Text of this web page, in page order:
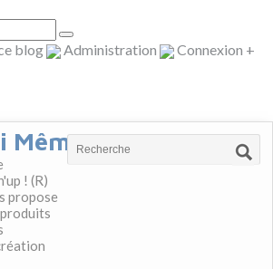
blog Administration Connexion +
Même
! (R)
propose